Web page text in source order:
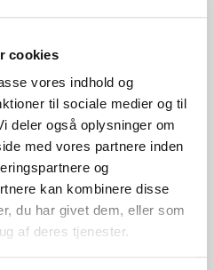
cookies
vores indhold og
til sociale medier og til
deler også oplysninger om
med vores partnere inden
og
kan kombinere disse
du har givet dem, eller som
af deres tjenester.